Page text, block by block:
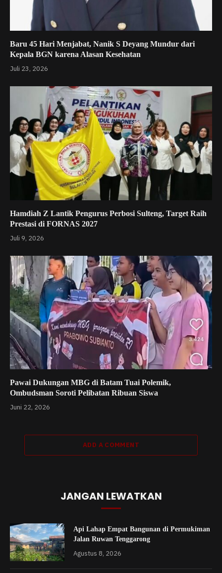
Baru 45 Hari Menjabat, Nanik S Deyang Mundur dari
Kepala BGN karena Alasan Kesehatan
Juli 23, 2026
Hamdiah Z Lantik Pengurus Perbosi Sulteng, Target Raih
Prestasi di FORNAS 2027
Juli 9, 2026
Pawai Dukungan MBG di Batam Tuai Polemik,
Ombudsman Soroti Pelibatan Ribuan Siswa
Juni 22, 2026
ADD A COMMENT
JANGAN LEWATKAN
Api Lahap Empat Bangunan di Permukiman
Jalan Ruwan Tenggarong
Agustus 8, 2026